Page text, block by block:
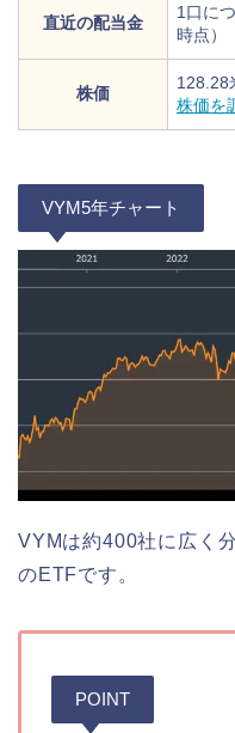
直近の配当金
1口に
時点）
株価
128.28
株価を
VYM5年チャート
VYMは約400社に広く
のETFです。
POINT